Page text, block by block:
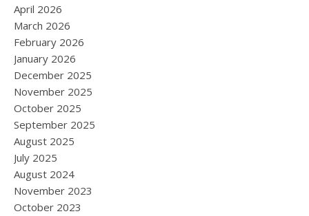
April 2026
March 2026
February 2026
January 2026
December 2025
November 2025
October 2025
September 2025
August 2025
July 2025
August 2024
November 2023
October 2023